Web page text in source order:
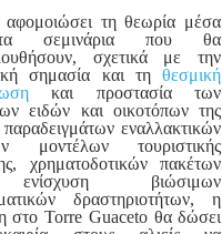
αφομοιώσει τη θεωρία μέσα
σεμινάρια που θα
σχετικά με την
σημασία και τηθεσμική
και προστασία των
ειδών και οικοτόπων της
εναλλακτικών
μοντέλων τουριστικής
χρηματοδοτικών πακέτων
βιώσιμων
δραστηριοτήτων, η
στο Torre Guaceto θα δώσει